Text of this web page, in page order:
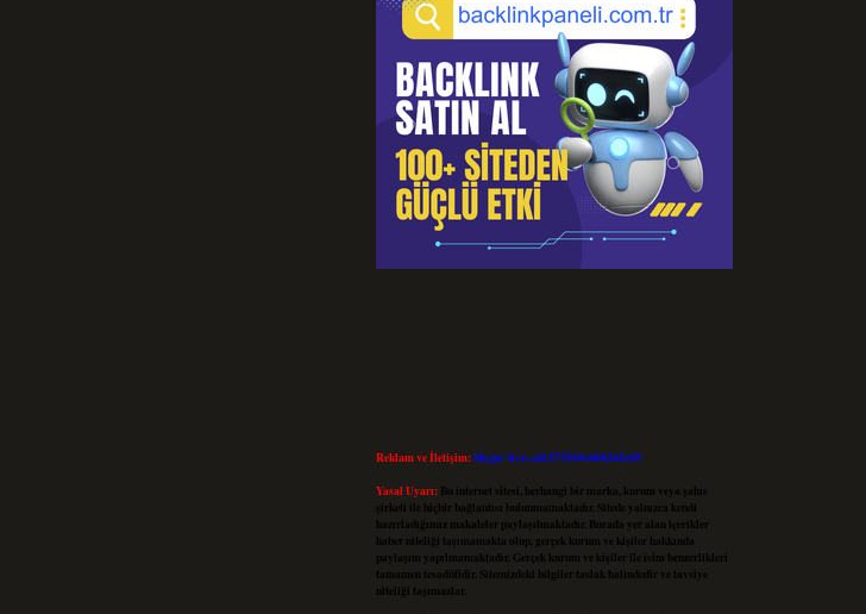
Reklam ve İletişim:Skype: live:.cid.575569c608265c69
Yasal Uyarı: Bu internet sitesi, herhangi bir marka, kurum veya şahıs
şirketi ile hiçbir bağlantısı bulunmamaktadır. Sitede yalnızca kendi
hazırladığımız makaleler paylaşılmaktadır. Burada yer alan içerikler
haber niteliği taşımamakta olup, gerçek kurum ve kişiler hakkında
paylaşım yapılmamaktadır. Gerçek kurum ve kişiler ile isim benzerlikleri
tamamen tesadüfidir. Sitemizdeki bilgiler taslak halindedir ve tavsiye
niteliği taşımazlar.